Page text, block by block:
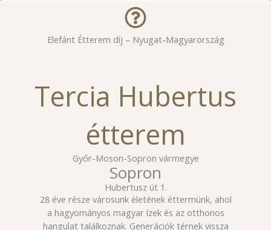
Elefánt Étterem díj – Nyugat-Magyarország
Tercia Hubertus
étterem
Győr-Moson-Sopron vármegye
Sopron
Hubertusz út 1.
28 éve része városunk életének éttermünk, ahol
a hagyományos magyar ízek és az otthonos
hangulat találkoznak. Generációk térnek vissza